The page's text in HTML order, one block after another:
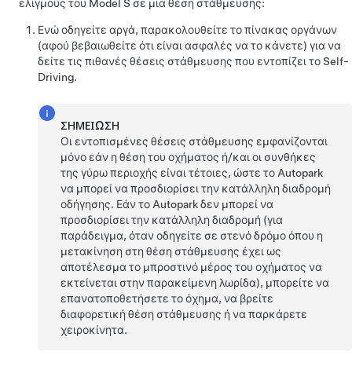
ελιγμούς του Model S σε μια θέση στάθμευσης:
Ενώ οδηγείτε αργά, παρακολουθείτε τοπίνακας οργάνων
(αφού βεβαιωθείτε ότι είναι ασφαλές να το κάνετε) για να
δείτε τις πιθανές θέσεις στάθμευσης που εντοπίζει τοSelf-
Driving.
ΣΗΜΕΊΩΣΗ
Οι εντοπισμένες θέσεις στάθμευσης εμφανίζονται
μόνο εάν η θέση του οχήματος ή/και οι συνθήκες
της γύρω περιοχής είναι τέτοιες, ώστε το Autopark
να μπορεί να προσδιορίσει την κατάλληλη διαδρομή
οδήγησης. Εάν το Autoparkδεν μπορεί να
προσδιορίσει την κατάλληλη διαδρομή (για
παράδειγμα, όταν οδηγείτε σε στενό δρόμο όπου η
μετακίνηση στη θέση στάθμευσης έχει ως
αποτέλεσμα το μπροστινό μέρος του οχήματος να
εκτείνεται στην παρακείμενη λωρίδα), μπορείτε να
επανατοποθετήσετε το όχημα, να βρείτε
διαφορετική θέση στάθμευσης ή να παρκάρετε
χειροκίνητα.